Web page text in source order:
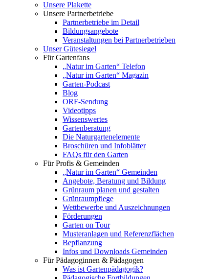
Unsere Plakette
Unsere Partnerbetriebe
Partnerbetriebe im Detail
Bildungsangebote
Veranstaltungen bei Partnerbetrieben
Unser Gütesiegel
Für Gartenfans
„Natur im Garten“ Telefon
„Natur im Garten“ Magazin
Garten-Podcast
Blog
ORF-Sendung
Videotipps
Wissenswertes
Gartenberatung
Die Naturgartenelemente
Broschüren und Infoblätter
FAQs für den Garten
Für Profis & Gemeinden
„Natur im Garten“ Gemeinden
Angebote, Beratung und Bildung
Grünraum planen und gestalten
Grünraumpflege
Wettbewerbe und Auszeichnungen
Förderungen
Garten on Tour
Musteranlagen und Referenzflächen
Bepflanzung
Infos und Downloads Gemeinden
Für Pädagoginnen & Pädagogen
Was ist Gartenpädagogik?